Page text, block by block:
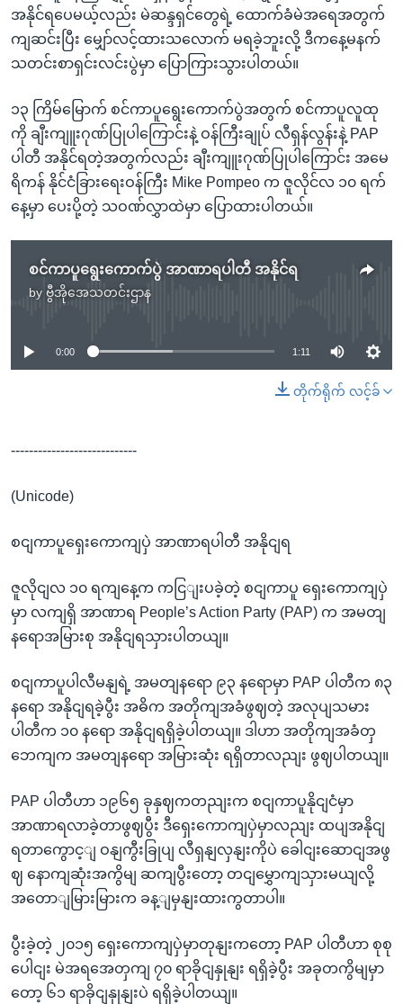
အနိုင်ရပေမယ့်လည်း မဲဆန္ဒရှင်တွေရဲ့ ထောက်ခံမဲအရေအတွက်
ကျဆင်းပြီး မျှော်လင့်ထားသလောက် မရခဲ့ဘူးလို့ ဒီကနေ့မနက်
သတင်းစာရှင်းလင်းပွဲမှာ ပြောကြားသွားပါတယ်။
၁၃ ကြိမ်မြောက် စင်ကာပူရွေးကောက်ပွဲအတွက် စင်ကာပူလူထု
ကို ချီးကျူးဂုဏ်ပြုပါကြောင်းနဲ့ ဝန်ကြီးချုပ် လီရှန်လွန်းနဲ့ PAP
ပါတီ အနိုင်ရတဲ့အတွက်လည်း ချီးကျူးဂုဏ်ပြုပါကြောင်း အမေ
ရိကန် နိုင်ငံခြားရေးဝန်ကြီး Mike Pompeo က ဇူလိုင်လ ၁၀ ရက်
နေ့မှာ ပေးပို့တဲ့ သဝဏ်လွှာထဲမှာ ပြောထားပါတယ်။
စင်ကာပူရွေးကောက်ပွဲ အာဏာရပါတီ အနိုင်ရ
by ဗွီအိုအေသတင်းဌာန
No media source currently available
0:00 1:11
တိုက်ရိုက် လင့်ခ်
----------------------------
(Unicode)
စငျကာပူရှေးကောကျပှဲ အာဏာရပါတီ အနိုငျရ
ဇူလိုငျလ ၁၀ ရကျနေ့က ကငြျးပခဲ့တဲ့ စငျကာပူ ရှေးကောကျပှဲ
မှာ လကျရှိ အာဏာရ People’s Action Party (PAP) က အမတျ
နရောအမြားစု အနိုငျရသှားပါတယျ။
စငျကာပူပါလီမနျရဲ့ အမတျနရော ၉၃ နရောမှာ PAP ပါတီက ၈၃
နရော အနိုငျရခဲ့ပွီး အဓိက အတိုကျအခံဖွဈတဲ့ အလုပျသမား
ပါတီက ၁၀ နရော အနိုငျရရှိခဲ့ပါတယျ။ ဒါဟာ အတိုကျအခံတှ
ဘေကျက အမတျနရော အမြားဆုံး ရရှိတာလညျး ဖွဈပါတယျ။
PAP ပါတီဟာ ၁၉၆၅ ခုနှဈကတညျးက စငျကာပူနိုငျငံမှာ
အာဏာရလာခဲ့တာဖွဈပွီး ဒီရှေးကောကျပှဲမှာလညျး ထပျအနိုငျ
ရတာကွောင့ျ ဝနျကွီးခြုပျ လီရှနျလှနျးကိုပဲ ခေါငျးဆောငျအဖွ
ဈ နောကျဆုံးအကွိမျ ဆကျပွီးတော့ တငျမွှောကျသှားမယျလို့
အတောျမြားမြားက ခန့ျမှနျးထားကွတာပါ။
ပွီးခဲ့တဲ့ ၂၀၁၅ ရှေးကောကျပှဲမှာတုနျးကတော့ PAP ပါတီဟာ စုစု
ပေါငျး မဲအရအေတှကျ ၇၀ ရာခိုငျနှုနျး ရရှိခဲ့ပွီး အခုတကွိမျမှာ
တော့ ၆၁ ရာခိုငျနှုနျးပဲ ရရှိခဲ့ပါတယျ။